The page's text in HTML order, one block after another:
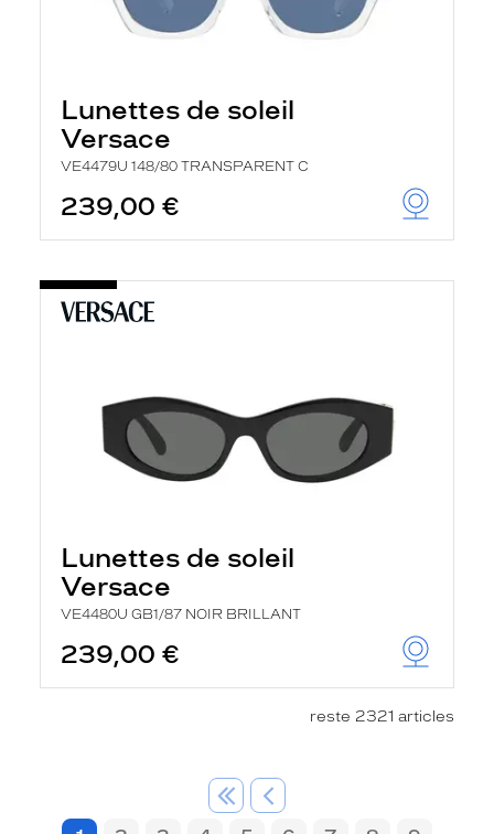
Lunettes de soleil
Versace
VE4479U 148/80 TRANSPARENT C
239,00 €
Lunettes de soleil
Versace
VE4480U GB1/87 NOIR BRILLANT
239,00 €
reste 2321 articles